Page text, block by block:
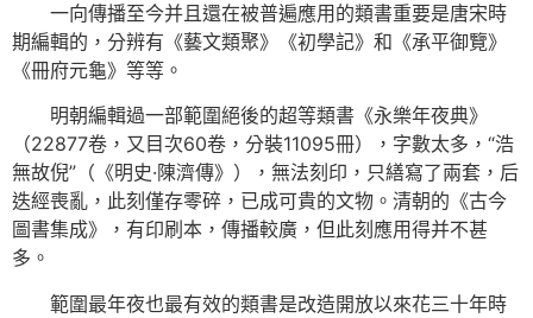
一向傳播至今并且還在被普遍應用的類書重要是唐宋時
期編輯的，分辨有《藝文類聚》《初學記》和《承平御覽》
《冊府元龜》等等。
明朝編輯過一部範圍絕後的超等類書《永樂年夜典》
（22877卷，又目次60卷，分裝11095冊），字數太多，“浩
無故倪”（《明史·陳濟傳》），無法刻印，只繕寫了兩套，后
迭經喪亂，此刻僅存零碎，已成可貴的文物。清朝的《古今
圖書集成》，有印刷本，傳播較廣，但此刻應用得并不甚
多。
範圍最年夜也最有效的類書是改造開放以來花三十年時